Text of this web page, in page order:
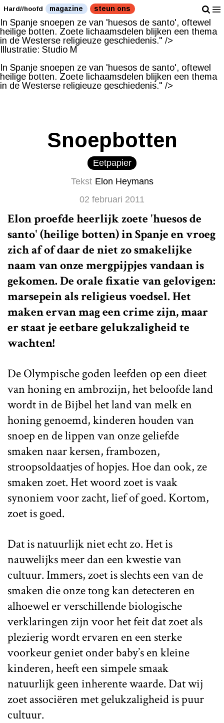
Illustratie: Studio M
In Spanje snoepen ze van 'huesos de santo', oftewel
heilige botten. Zoete lichaamsdelen blijken een thema
in de Westerse religieuze geschiedenis." />
Illustratie: Studio M
In Spanje snoepen ze van 'huesos de santo', oftewel
heilige botten. Zoete lichaamsdelen blijken een thema
in de Westerse religieuze geschiedenis." />
Hard//hoofd magazine steun ons
Snoepbotten
Eetpapier
Tekst Elon Heymans
02 februari 2011
Elon proefde heerlijk zoete 'huesos de
santo' (heilige botten) in Spanje en vroeg
zich af of daar de niet zo smakelijke
naam van onze mergpijpjes vandaan is
gekomen. De orale fixatie van gelovigen:
marsepein als religieus voedsel. Het
maken ervan mag een crime zijn, maar
er staat je eetbare gelukzaligheid te
wachten!
De Olympische goden leefden op een dieet
van honing en ambrozijn, het beloofde land
wordt in de Bijbel het land van melk en
honing genoemd, kinderen houden van
snoep en de lippen van onze geliefde
smaken naar kersen, frambozen,
stroopsoldaatjes of hopjes. Hoe dan ook, ze
smaken zoet. Het woord zoet is vaak
synoniem voor zacht, lief of goed. Kortom,
zoet is goed.
Dat is natuurlijk niet echt zo. Het is
nauwelijks meer dan een kwestie van
cultuur. Immers, zoet is slechts een van de
smaken die onze tong kan detecteren en
alhoewel er verschillende biologische
verklaringen zijn voor het feit dat zoet als
plezierig wordt ervaren en een sterke
voorkeur geniet onder baby’s en kleine
kinderen, heeft een simpele smaak
natuurlijk geen inherente waarde. Dat wij
zoet associëren met gelukzaligheid is puur
cultuur.